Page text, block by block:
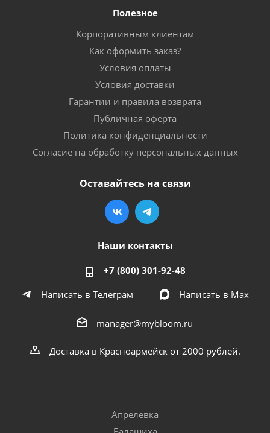
Полезное
Корпоративным клиентам
Как оформить заказ?
Условия оплаты
Условия доставки
Гарантии и правила возврата
Публичная оферта
Политика конфиденциальности
Согласие на обработку персональных данных
Оставайтесь на связи
Наши контакты
+7 (800) 301-92-48
Написать в Телеграм
Написать в Мах
manager@mybloom.ru
Доставка в Красноармейск от 2000 рублей.
Апрелевка